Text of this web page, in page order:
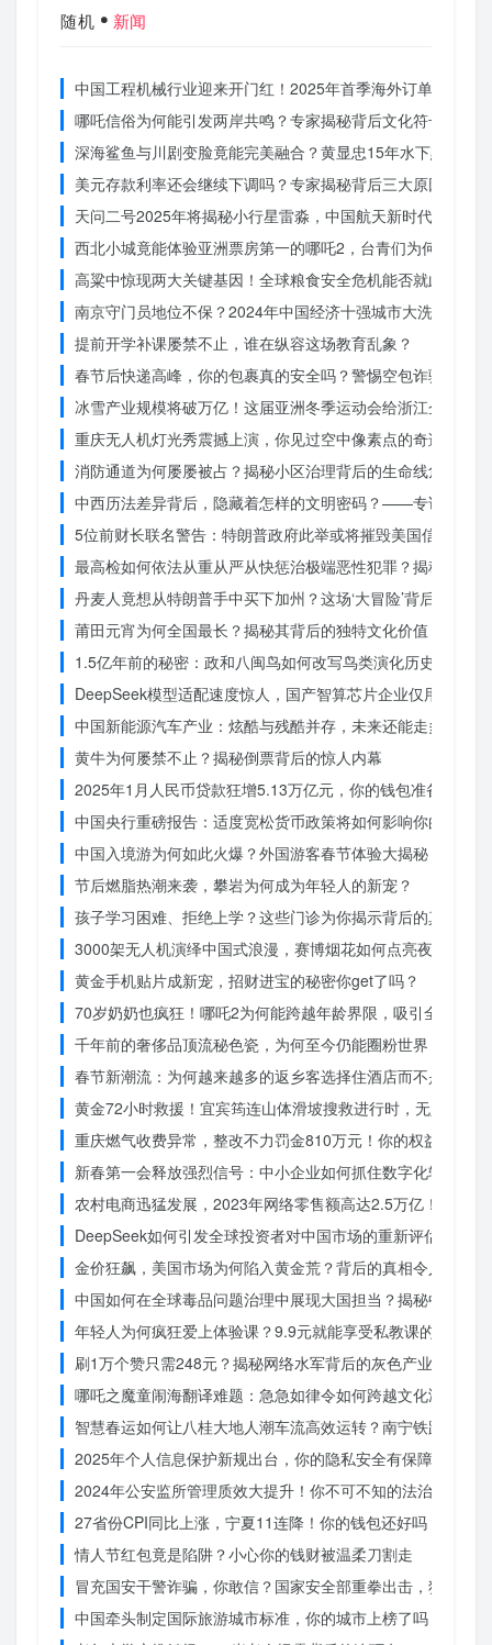
随机 新闻
中国工程机械行业迎来开门红！2025年首季海外订单激增，
哪吒信俗为何能引发两岸共鸣？专家揭秘背后文化符号的力量
深海鲨鱼与川剧变脸竟能完美融合？黄显忠15年水下默剧惊
美元存款利率还会继续下调吗？专家揭秘背后三大原因
天问二号2025年将揭秘小行星雷淼，中国航天新时代即将开
西北小城竟能体验亚洲票房第一的哪吒2，台青们为何如此惊
高粱中惊现两大关键基因！全球粮食安全危机能否就此终结？
南京守门员地位不保？2024年中国经济十强城市大洗牌
提前开学补课屡禁不止，谁在纵容这场教育乱象？
春节后快递高峰，你的包裹真的安全吗？警惕空包诈骗
冰雪产业规模将破万亿！这届亚洲冬季运动会给浙江企业带
重庆无人机灯光秀震撼上演，你见过空中像素点的奇迹吗？
消防通道为何屡屡被占？揭秘小区治理背后的生命线危机
中西历法差异背后，隐藏着怎样的文明密码？——专访南京
5位前财长联名警告：特朗普政府此举或将摧毁美国信誉？
最高检如何依法从重从严从快惩治极端恶性犯罪？揭秘重大
丹麦人竟想从特朗普手中买下加州？这场‘大冒险’背后藏着什
莆田元宵为何全国最长？揭秘其背后的独特文化价值
1.5亿年前的秘密：政和八闽鸟如何改写鸟类演化历史？
DeepSeek模型适配速度惊人，国产智算芯片企业仅用一周
中国新能源汽车产业：炫酷与残酷并存，未来还能走多远？
黄牛为何屡禁不止？揭秘倒票背后的惊人内幕
2025年1月人民币贷款狂增5.13万亿元，你的钱包准备好了吗
中国央行重磅报告：适度宽松货币政策将如何影响你的消费？
中国入境游为何如此火爆？外国游客春节体验大揭秘
节后燃脂热潮来袭，攀岩为何成为年轻人的新宠？
孩子学习困难、拒绝上学？这些门诊为你揭示背后的真相
3000架无人机演绎中国式浪漫，赛博烟花如何点亮夜空？
黄金手机贴片成新宠，招财进宝的秘密你get了吗？
70岁奶奶也疯狂！哪吒2为何能跨越年龄界限，吸引全民观影
千年前的奢侈品顶流秘色瓷，为何至今仍能圈粉世界？揭秘
春节新潮流：为何越来越多的返乡客选择住酒店而不是家里？
黄金72小时救援！宜宾筠连山体滑坡搜救进行时，无人机遥
重庆燃气收费异常，整改不力罚金810万元！你的权益被侵犯
新春第一会释放强烈信号：中小企业如何抓住数字化转型的
农村电商迅猛发展，2023年网络零售额高达2.5万亿！你还在
DeepSeek如何引发全球投资者对中国市场的重新评估？
金价狂飙，美国市场为何陷入黄金荒？背后的真相令人
中国如何在全球毒品问题治理中展现大国担当？揭秘中国方
年轻人为何疯狂爱上体验课？9.9元就能享受私教课的秘密
刷1万个赞只需248元？揭秘网络水军背后的灰色产业链
哪吒之魔童闹海翻译难题：急急如律令如何跨越文化鸿沟？
智慧春运如何让八桂大地人潮车流高效运转？南宁铁路枢纽
2025年个人信息保护新规出台，你的隐私安全有保障了吗？
2024年公安监所管理质效大提升！你不可不知的法治文明新
27省份CPI同比上涨，宁夏11连降！你的钱包还好吗？
情人节红包竟是陷阱？小心你的钱财被温柔刀割走
冒充国安干警诈骗，你敢信？国家安全部重拳出击，犯罪团
中国牵头制定国际旅游城市标准，你的城市上榜了吗？